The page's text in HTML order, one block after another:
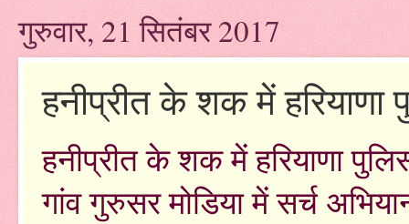
गुरुवार, 21 सितंबर 2017
हनीप्रीत के शक में हरियाणा
हनीप्रीत के शक में हरियाणा
गांव गुरुसर मोडिया में सर्च